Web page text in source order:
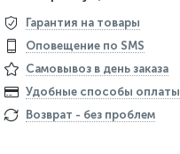
Гарантия на товары
Оповещение по SMS
Самовывоз в день заказа
Удобные способы оплаты
Возврат - без проблем